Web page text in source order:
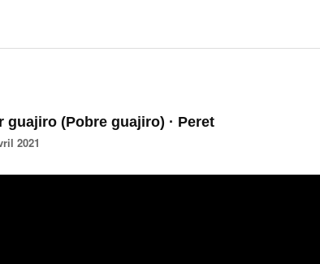
guajiro (Pobre guajiro) · Peret
2021